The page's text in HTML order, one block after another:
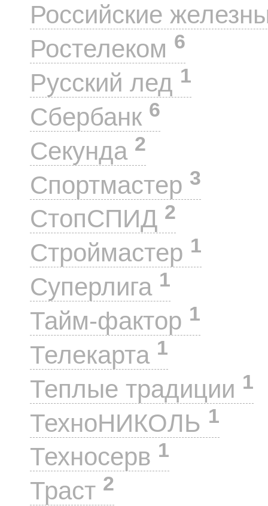
Российские
Ростелеком 6
Русский лед 1
Сбербанк 6
Секунда 2
Спортмастер 3
СтопСПИД 2
Строймастер 1
Суперлига 1
Тайм-фактор 1
Телекарта 1
Теплые традиции 1
ТехноНИКОЛЬ 1
Техносерв 1
Траст 2